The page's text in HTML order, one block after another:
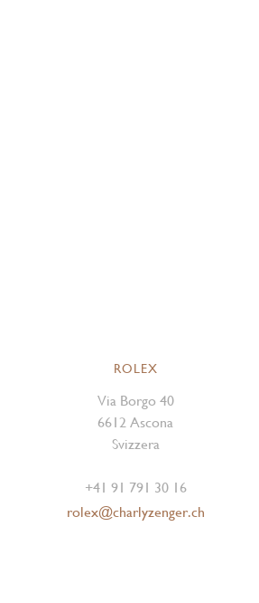
ROLEX
Via Borgo 40
6612 Ascona
Svizzera
+41 91 791 30 16
rolex@charlyzenger.ch